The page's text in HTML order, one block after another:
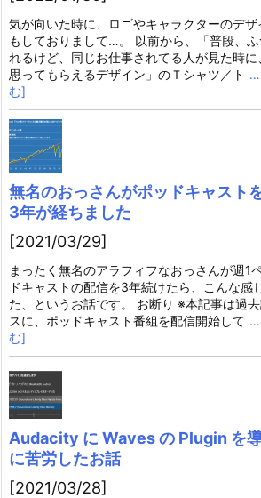
気が向いた時に、ロゴやキャラクターのデ
もしておりまして…。 以前から、「普段、
れるけど、同じお仕事されてる人が見た時に
思ってもらえるデザイン」のＴシャツ／ト
む]
無名のおっさんがポッドキャスト
3年が経ちました
[2021/03/29]
まったく無名のアラフィフなおっさんが週1
ドキャストの配信を3年続けたら、こんな感
た、というお話です。 お断り ※本記事は過
スに、ポッドキャスト番組を配信開始して
む]
Audacity に Waves の Plugin を
に苦労したお話
[2021/03/28]